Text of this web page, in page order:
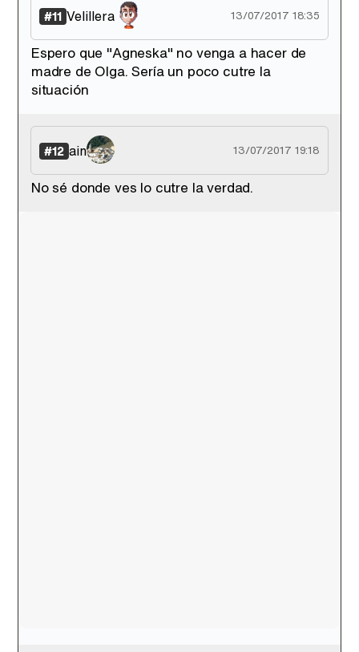
#11 Velillera 13/07/2017 18:35
Espero que "Agneska" no venga a hacer de
madre de Olga. Sería un poco cutre la
situación
#12 ain 13/07/2017 19:18
No sé donde ves lo cutre la verdad.